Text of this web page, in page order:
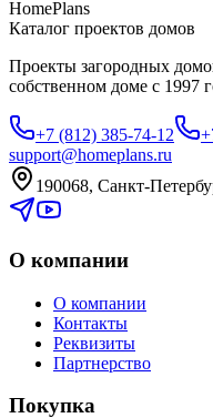
HomePlans
Каталог проектов домов
Проекты загородных
собственном доме с 1997
+7 (812) 385-74-12
support@homeplans.ru
190068, Санкт-
О компании
О компании
Контакты
Реквизиты
Партнерство
Покупка